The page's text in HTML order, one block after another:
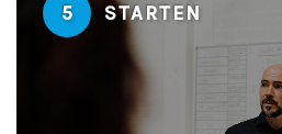
5 STARTEN